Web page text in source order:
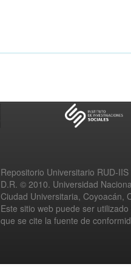
Repositorio Universitario RUD-IIS
D.R. © 2010. Universidad
Ciudad Universitaria, Coyoacán,
Este sitio web puede ser
que se cite la fuente de